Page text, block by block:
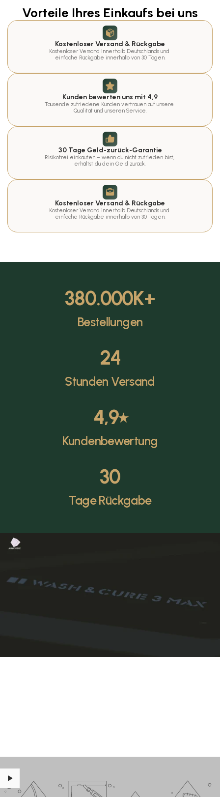
Vorteile Ihres Einkaufs bei uns
Kostenloser Versand & Rückgabe
Kostenloser Versand innerhalb Deutschlands und
einfache Rückgabe innerhalb von 30 Tagen.
Kunden bewerten uns mit 4,9
Tausende zufriedene Kunden vertrauen auf unsere
Qualität und unseren Service.
30 Tage Geld-zurück-Garantie
Risikofrei einkaufen – wenn du nicht zufrieden bist,
erhältst du dein Geld zurück.
Kostenloser Versand & Rückgabe
Kostenloser Versand innerhalb Deutschlands und
einfache Rückgabe innerhalb von 30 Tagen.
380.000K+
Bestellungen
24
Stunden Versand
4,9⭑
Kundenbewertung
30
Tage Rückgabe